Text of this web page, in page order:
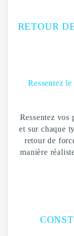
RETOUR
Ressentez
Ressentez vos
et sur chaque
retour de
manière